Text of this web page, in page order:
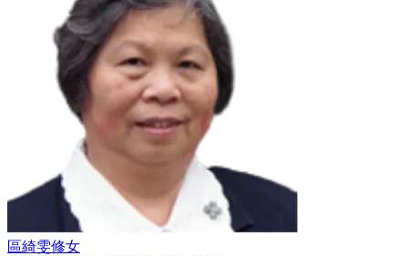
區綺雯修女